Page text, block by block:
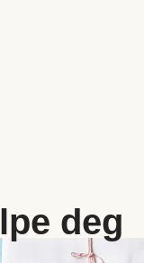
deg